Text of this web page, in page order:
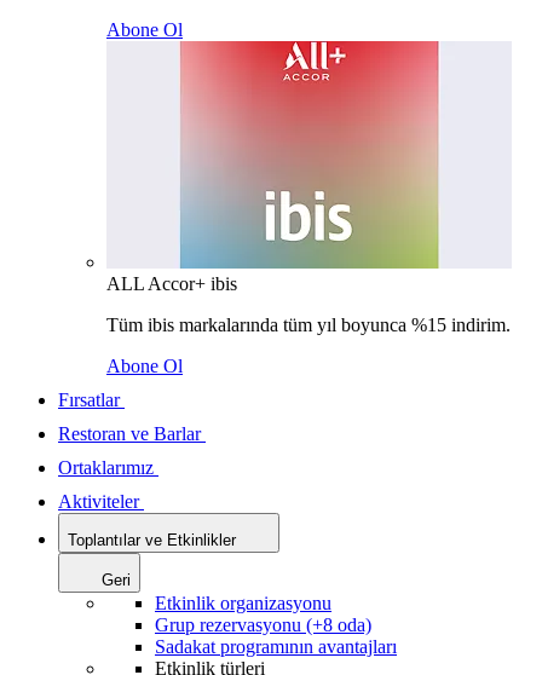
Abone Ol
ALL Accor+ ibis
Tüm ibis markalarında tüm yıl boyunca %15 indirim.
Abone Ol
Fırsatlar
Restoran ve Barlar
Ortaklarımız
Aktiviteler
Toplantılar ve Etkinlikler
Geri
Etkinlik organizasyonu
Grup rezervasyonu (+8 oda)
Sadakat programının avantajları
Etkinlik türleri